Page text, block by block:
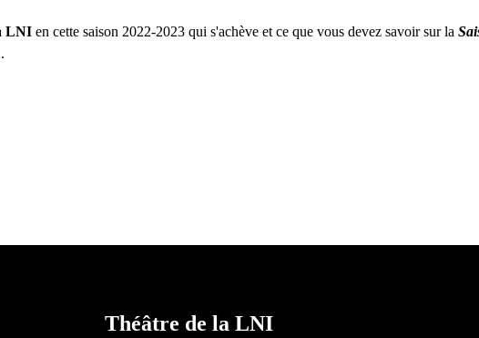
LNI en cette saison 2022-2023 qui s'achève et ce que vous devez savoir sur la
Théâtre de la LNI